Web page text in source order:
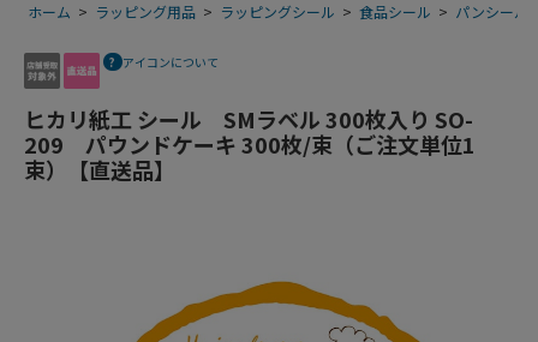
ホーム > ラッピング用品 > ラッピングシール > 食品シール > パンシール
アイコンについて
ヒカリ紙工 シール SMラベル 300枚入り SO-
209 パウンドケーキ 300枚/束（ご注文単位1
束）【直送品】